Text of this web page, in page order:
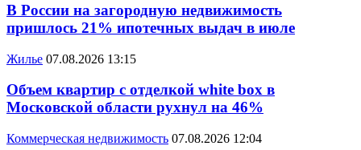
В России на загородную недвижимость
пришлось 21% ипотечных выдач в июле
Жилье 07.08.2026 13:15
Объем квартир с отделкой white box в
Московской области рухнул на 46%
Коммерческая недвижимость 07.08.2026 12:04